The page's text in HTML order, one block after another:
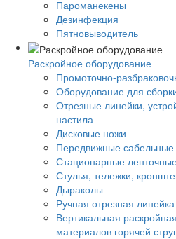
Пароманекены
Дезинфекция
Пятновыводитель
Раскройное оборудование
Промоточно-
Оборудование для
Отрезные линейки,
настила
Дисковые ножи
Передвижные
Стационарные
Стулья, тележки,
Дыраколы
Ручная отрезная линейка
Вертикальная
материалов горячей